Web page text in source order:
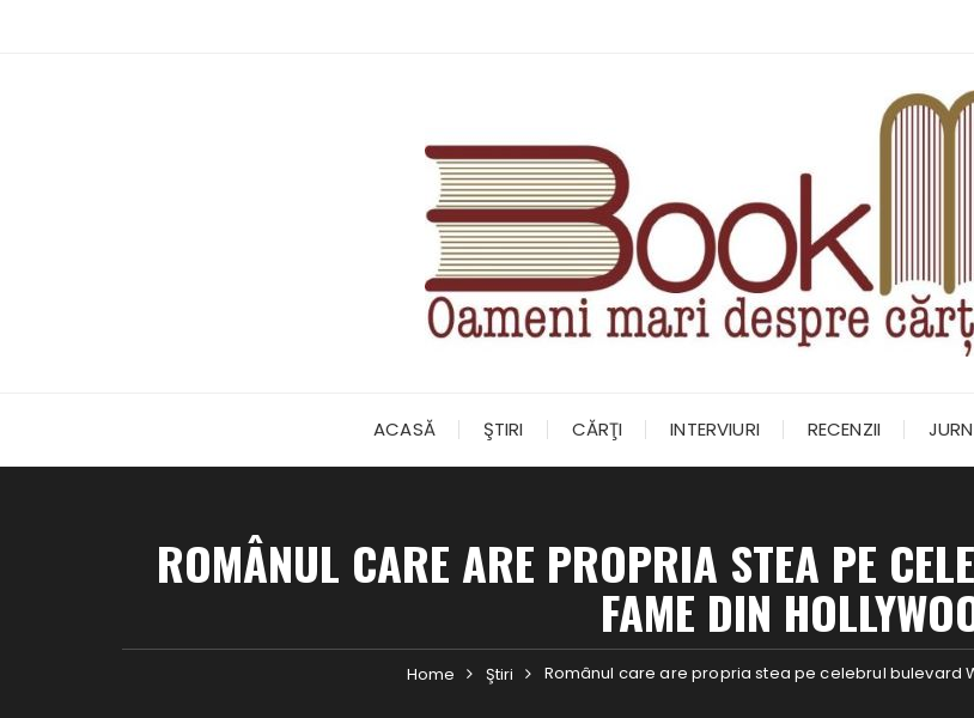
ACASĂ ŞTIRI CĂRŢI INTERVIURI RECENZII
ROMÂNUL CARE ARE PROPRIA STEA PE
FAME DIN
Home Ştiri Românul care are propria stea pe celebrul bulevard